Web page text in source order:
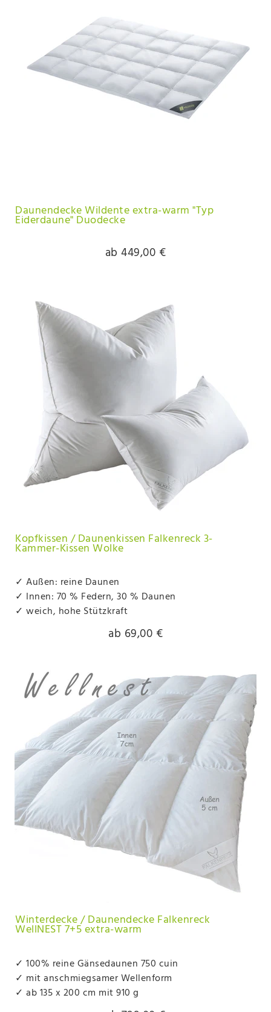
Daunendecke Wildente extra-warm "Typ
Eiderdaune" Duodecke
ab 449,00 €
Kopfkissen / Daunenkissen Falkenreck 3-
Kammer-Kissen Wolke
✓ Außen: reine Daunen
✓ Innen: 70 % Federn, 30 % Daunen
✓ weich, hohe Stützkraft
ab 69,00 €
Winterdecke / Daunendecke Falkenreck
WellNEST 7+5 extra-warm
✓ 100% reine Gänsedaunen 750 cuin
✓ mit anschmiegsamer Wellenform
✓ ab 135 x 200 cm mit 910 g